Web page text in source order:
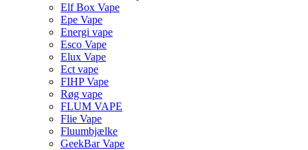
Elf Box Vape
Epe Vape
Energi vape
Esco Vape
Elux Vape
Ect vape
FIHP Vape
Røg vape
FLUM VAPE
Flie Vape
Fluumbjælke
GeekBar Vape